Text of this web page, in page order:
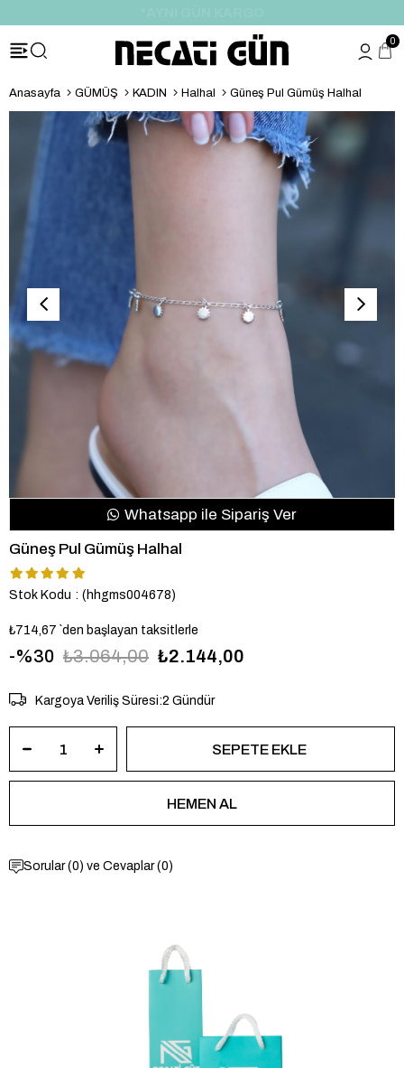
0
Anasayfa GÜMÜŞ KADIN Halhal Güneş Pul Gümüş Halhal
Whatsapp ile Sipariş Ver
Güneş Pul Gümüş Halhal
Stok Kodu (hhgms004678)
₺714,67 `den başlayan taksitlerle
30 ₺3.064,00 ₺2.144,00
Kargoya Veriliş Süresi:2 Gündür
Sorular (0) ve Cevaplar (0)